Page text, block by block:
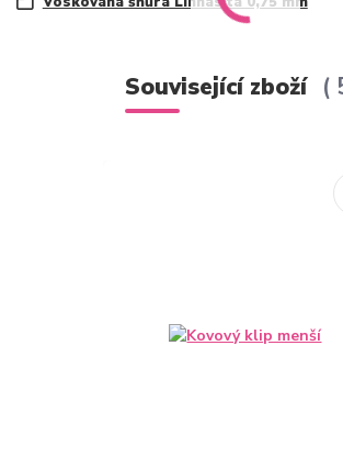
Související zboží